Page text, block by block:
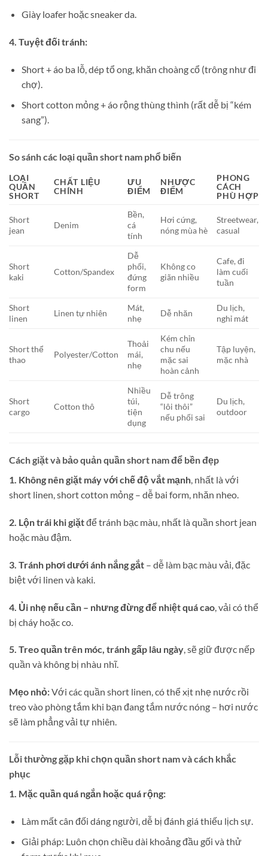
Giày loafer hoặc sneaker da.
4. Tuyệt đối tránh:
Short + áo ba lỗ, dép tổ ong, khăn choàng cổ (trông như đi
chợ).
Short cotton mỏng + áo rộng thùng thình (rất dễ bị “kém
sang”).
So sánh các loại quần short nam phổ biến
LOẠI
QUẦN
SHORT
CHẤT LIỆU
CHÍNH
ƯU
ĐIỂM
NHƯỢC
ĐIỂM
PHONG
CÁCH
PHÙ HỢP
Short
jean
Denim
Bền,
cá
tính
Hơi cứng,
nóng mùa hè
Streetwear,
casual
Short
kaki
Cotton/Spandex
Dễ
phối,
đứng
form
Không co
giãn nhiều
Cafe, đi
làm cuối
tuần
Short
linen
Linen tự nhiên
Mát,
nhẹ
Dễ nhăn
Du lịch,
nghỉ mát
Short thể
thao
Polyester/Cotton
Thoải
mái,
nhẹ
Kém chỉn
chu nếu
mặc sai
hoàn cảnh
Tập luyện,
mặc nhà
Short
cargo
Cotton thô
Nhiều
túi,
tiện
dụng
Dễ trông
“lôi thôi”
nếu phối sai
Du lịch,
outdoor
Cách giặt và bảo quản quần short nam để bền đẹp
1. Không nên giặt máy với chế độ vắt mạnh, nhất là với
short linen, short cotton mỏng – dễ bai form, nhăn nheo.
2. Lộn trái khi giặtđể tránh bạc màu, nhất là quần short jean
hoặc màu đậm.
3. Tránh phơi dưới ánh nắng gắt – dễ làm bạc màu vải, đặc
biệt với linen và kaki.
4. Ủi nhẹ nếu cần – nhưng đừng để nhiệt quá cao , vải có thể
bị cháy hoặc co.
5. Treo quần trên móc, tránh gấp lâu ngày, sẽ giữ được nếp
quần và không bị nhàu nhĩ.
Mẹo nhỏ:Với các quần short linen, có thể xịt nhẹ nước rồi
treo vào phòng tắm khi bạn đang tắm nước nóng – hơi nước
sẽ làm phẳng vải tự nhiên.
Lỗi thường gặp khi chọn quần short nam và cách khắc
phục
1. Mặc quần quá ngắn hoặc quá rộng:
Làm mất cân đối dáng người, dễ bị đánh giá thiếu lịch sự.
Giải pháp: Luôn chọn chiều dài khoảng đầu gối và thử